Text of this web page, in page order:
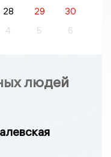
28 29
30
4 5 6
людей